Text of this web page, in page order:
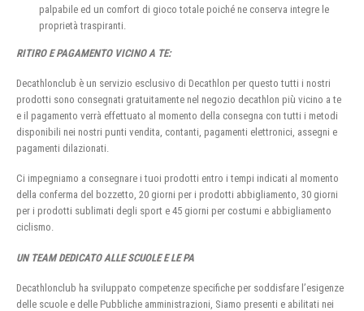
palpabile ed un comfort di gioco totale poiché ne conserva integre le
proprietà traspiranti.
RITIRO E PAGAMENTO VICINO A TE:
Decathlonclub è un servizio esclusivo di Decathlon per questo tutti i nostri
prodotti sono consegnati gratuitamente nel negozio decathlon più vicino a te
e il pagamento verrà effettuato al momento della consegna con tutti i metodi
disponibili nei nostri punti vendita, contanti, pagamenti elettronici, assegni e
pagamenti dilazionati.
Ci impegniamo a consegnare i tuoi prodotti entro i tempi indicati al momento
della conferma del bozzetto, 20 giorni per i prodotti abbigliamento, 30 giorni
per i prodotti sublimati degli sport e 45 giorni per costumi e abbigliamento
ciclismo.
UN TEAM DEDICATO ALLE SCUOLE E LE PA
Decathlonclub ha sviluppato competenze specifiche per soddisfare l’esigenze
delle scuole e delle Pubbliche amministrazioni, Siamo presenti e abilitati nei